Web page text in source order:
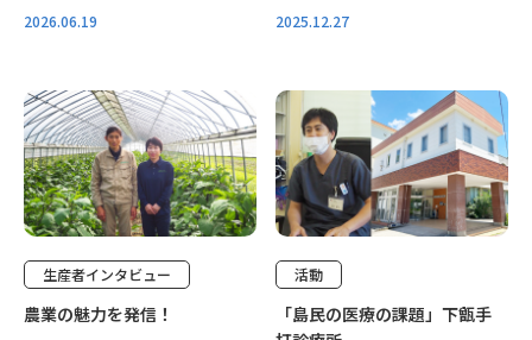
2026.06.19 2025.12.27
特別取材
生産者インタビュー
農業の魅力を発信！
特別取材
活動
「島民の医療の課題」下甑手